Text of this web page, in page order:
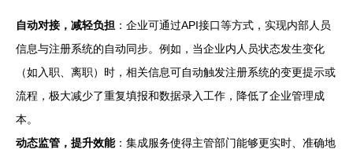
自动对接，减轻负担 ：企业可通过API接口等方式，实现内部人员
信息与注册系统的自动同步。例如，当企业内人员状态发生变化
（如入职、离职）时，相关信息可自动触发注册系统的变更提示或
流程，极大减少了重复填报和数据录入工作，降低了企业管理成
本。
动态监管，提升效能：集成服务使得主管部门能够更实时、准确地